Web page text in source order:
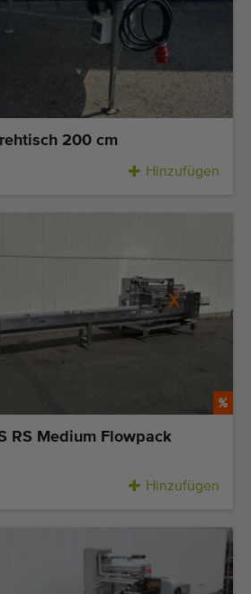
200 cm
Hinzufügen
RS Medium Flowpack
Hinzufügen